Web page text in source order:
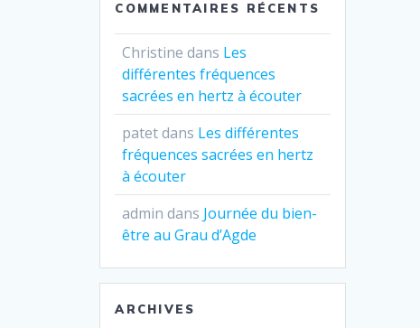
COMMENTAIRES RÉCENTS
Christine dans Les
différentes fréquences
sacrées en hertz à écouter
patetdans Les différentes
fréquences sacrées en hertz
à écouter
admin dans Journée du bien-
être au Grau d’Agde
ARCHIVES